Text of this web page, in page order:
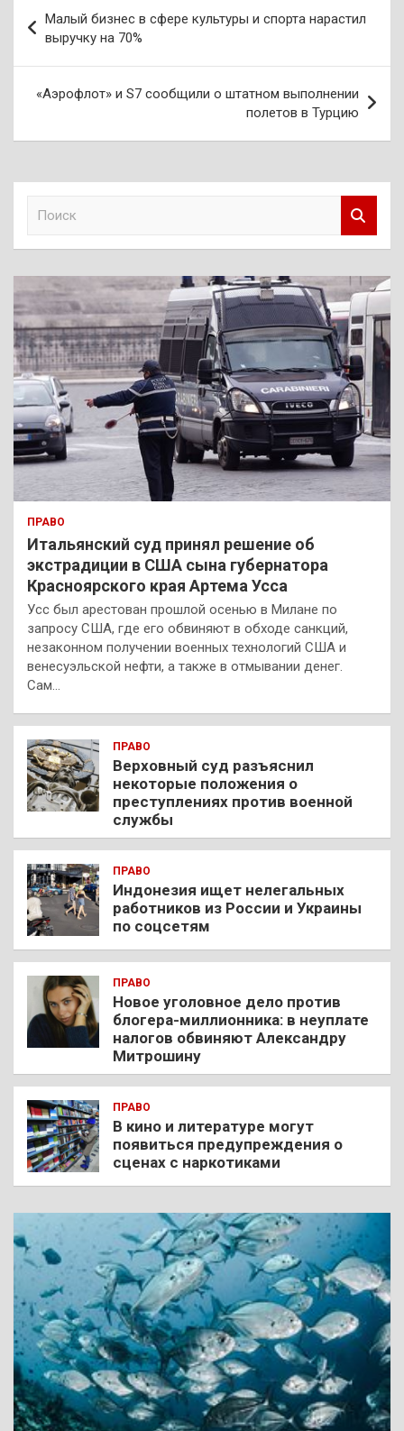
по
записям
Малый бизнес в сфере культуры и спорта нарастил
выручку на 70%
«Аэрофлот» и S7 сообщили о штатном выполнении
полетов в Турцию
к
ПРАВО
Итальянский суд принял решение об
экстрадиции в США сына губернатора
Красноярского края Артема Усса
Усс был арестован прошлой осенью в Милане по
запросу США, где его обвиняют в обходе санкций,
незаконном получении военных технологий США и
венесуэльской нефти, а также в отмывании денег.
Сам…
ПРАВО
Верховный суд разъяснил
некоторые положения о
преступлениях против военной
службы
ПРАВО
Индонезия ищет нелегальных
работников из России и Украины
по соцсетям
ПРАВО
Новое уголовное дело против
блогера-миллионника: в неуплате
налогов обвиняют Александру
Митрошину
ПРАВО
В кино и литературе могут
появиться предупреждения о
сценах с наркотиками